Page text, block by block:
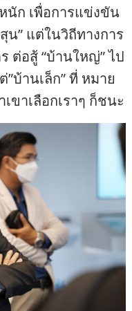
นัก เพื่อการแข่งขัน
น” แต่ในวิถีทางการ
ต่อสู้ “บ้านใหญ่” ไป
บ้านเล็ก” ที่ หมาย
ขาเลือกเราๆ ก็ชนะ